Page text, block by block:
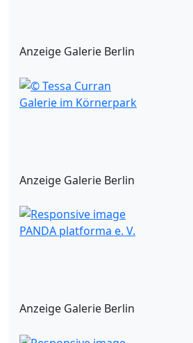
Anzeige Galerie Berlin
Galerie im Körnerpark
Anzeige Galerie Berlin
PANDA platforma e. V.
Anzeige Galerie Berlin